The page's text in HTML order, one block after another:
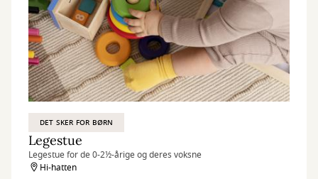
DET SKER FOR BØRN
Legestue
Legestue for de 0-2½-årige og deres voksne
Hi-hatten